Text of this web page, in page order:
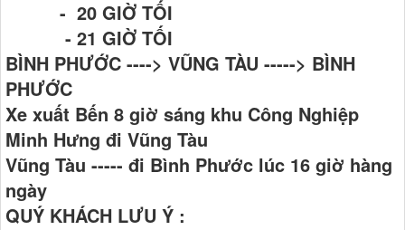
- 20 GIỜ TỐI
- 21 GIỜ TỐI
BÌNH PHƯỚC ----> VŨNG TÀU -----> BÌNH
PHƯỚC
Xe xuất Bến 8 giờ sáng khu Công Nghiệp
Minh Hưng đi Vũng Tàu
Vũng Tàu ----- đi Bình Phước lúc 16 giờ hàng
ngày
QUÝ KHÁCH LƯU Ý :